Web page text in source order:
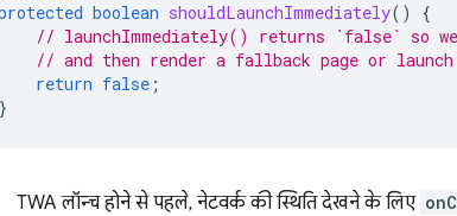
boolean shouldLaunchImmediately()
{
// launchImmediately() returns `false` so we
// and then render a fallback page or
return false ;
}
TWA लॉन्च होने से पहले, नेटवर्क की स्थिति देखने के लिए